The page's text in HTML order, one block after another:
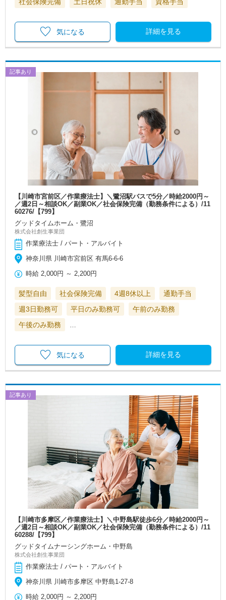
詳細を見る
気になる
記事あり
【川崎市宮前区／作業療法士】＼鷺沼駅バスで5分／時給2000円～
／週2日～相談OK／副業OK／社会保険完備（勤務条件による）/11
60276/【799】
グッドタイムホーム・鷺沼
株式会社創生事業団
作業療法士 / パート・アルバイト
神奈川県 川崎市宮前区 有馬6-6-6
時給 2,000円 ～2,200円
髪型自由 社会保険完備 4週8休以上
通勤手当
週3日勤務可
平日のみ勤務可
午前のみ勤務
午後のみ勤務
…
詳細を見る
気になる
記事あり
【川崎市多摩区／作業療法士】＼中野島駅徒歩6分／時給2000円～
／週2日～相談OK／副業OK／社会保険完備（勤務条件による）/11
60288/【799】
グッドタイムナーシングホーム・中野島
株式会社創生事業団
作業療法士 / パート・アルバイト
神奈川県 川崎市多摩区 中野島1-27-8
時給 2,000円 ～2,200円